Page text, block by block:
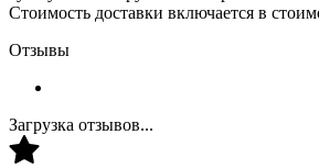
Стоимость доставки включается в
Отзывы
Загрузка отзывов...